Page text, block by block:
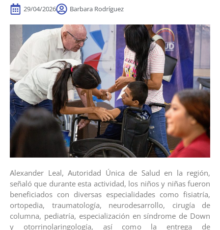
29/04/2026 Barbara Rodríguez
Alexander Leal, Autoridad Única de Salud en la región,
señaló que durante esta actividad, los niños y niñas fueron
beneficiados con diversas especialidades como fisiatría,
ortopedia, traumatología, neurodesarrollo, cirugía de
columna, pediatría, especialización en síndrome de Down
y otorrinolaringología, así como la entrega de